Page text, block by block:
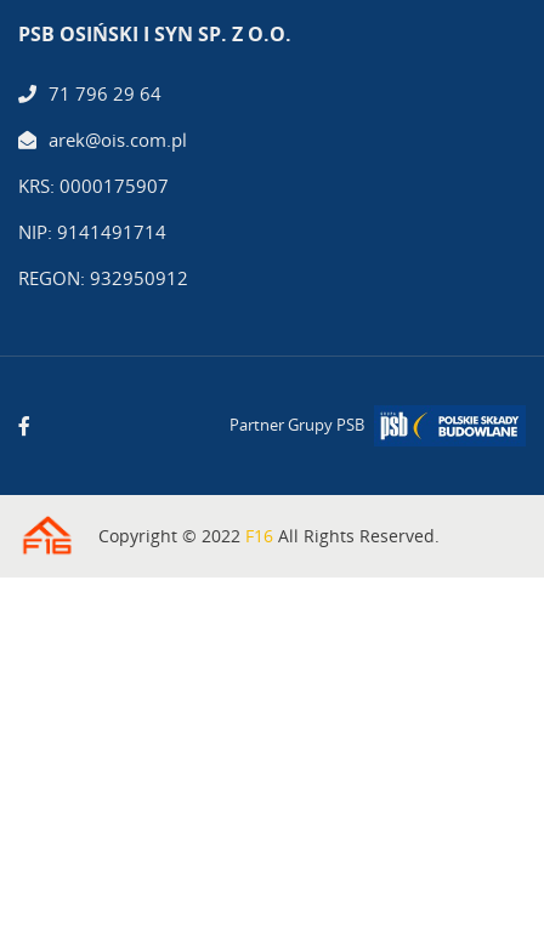
PSB OSIŃSKI I SYN SP. Z O.O.
71 796 29 64
arek@ois.com.pl
KRS: 0000175907
NIP: 9141491714
REGON: 932950912
Partner Grupy PSB
Copyright © 2022 F16 All Rights Reserved.